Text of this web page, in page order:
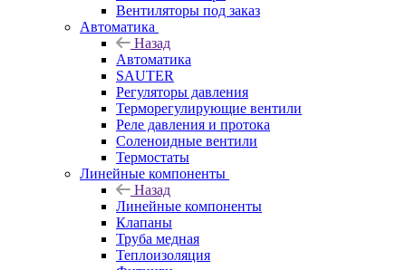
Вентиляторы под заказ
Автоматика
Назад
Автоматика
SAUTER
Регуляторы давления
Терморегулирующие вентили
Реле давления и протока
Соленоидные вентили
Термостаты
Линейные компоненты
Назад
Линейные компоненты
Клапаны
Труба медная
Теплоизоляция